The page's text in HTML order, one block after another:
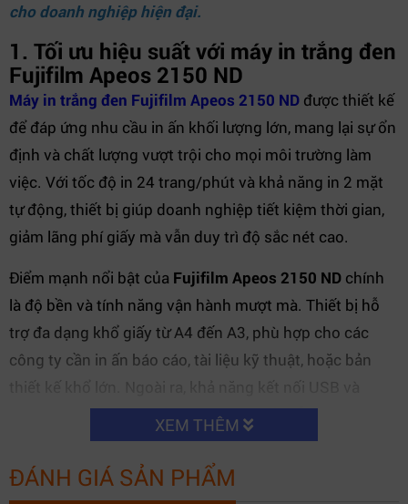
cho doanh nghiệp hiện đại.
1. Tối ưu hiệu suất với máy in trắng đen
Fujifilm Apeos 2150 ND
Máy in trắng đen Fujifilm Apeos 2150 ND được thiết kế
để đáp ứng nhu cầu in ấn khối lượng lớn, mang lại sự ổn
định và chất lượng vượt trội cho mọi môi trường làm
việc. Với tốc độ in 24 trang/phút và khả năng in 2 mặt
tự động, thiết bị giúp doanh nghiệp tiết kiệm thời gian,
giảm lãng phí giấy mà vẫn duy trì độ sắc nét cao.
Điểm mạnh nổi bật của Fujifilm Apeos 2150 ND chính
là độ bền và tính năng vận hành mượt mà. Thiết bị hỗ
trợ đa dạng khổ giấy từ A4 đến A3, phù hợp cho các
công ty cần in ấn báo cáo, tài liệu kỹ thuật, hoặc bản
mạng LAN giúp chia sẻ tài nguyên in ấn dễ dàng giữa
nhiều người dùng.
Máy in trắng đen Fujifilm Apeos 2150 ND
XEM THÊM
ĐÁNH GIÁ SẢN PHẨM